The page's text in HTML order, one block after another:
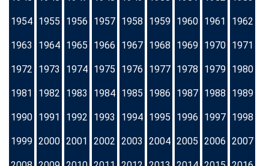
1954 1955 1956 1957 1958 1959 1960 1961 1962
1963 1964 1965 1966 1967 1968 1969 1970 1971
1972 1973 1974 1975 1976 1977 1978 1979 1980
1981 1982 1983 1984 1985 1986 1987 1988 1989
1990 1991 1992 1993 1994 1995 1996 1997 1998
1999 2000 2001 2002 2003 2004 2005 2006 2007